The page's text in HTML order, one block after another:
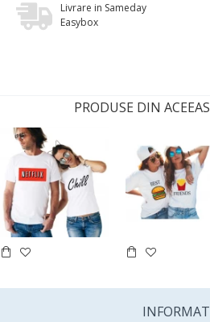
Livrare in Sameday
Easybox
PRODUSE DIN